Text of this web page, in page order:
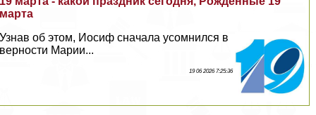
марта
Узнав об этом, Иосиф сначала усомнился в
верности Марии...
19 06 2026 7:25:36